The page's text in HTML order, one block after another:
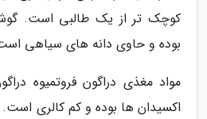
کوچک تر از یک طالبی است.
بوده و حاوی دانه های سیاهی
مواد مغذی دراگون فروتمیوه
اکسیدان ها بوده و کم کالری